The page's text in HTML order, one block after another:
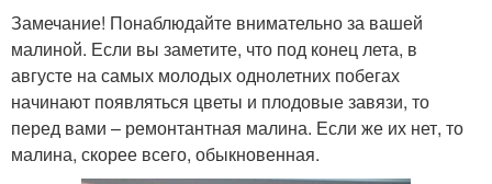
Замечание! Понаблюдайте внимательно за вашей
малиной. Если вы заметите, что под конец лета, в
августе на самых молодых однолетних побегах
начинают появляться цветы и плодовые завязи, то
перед вами – ремонтантная малина. Если же их нет, то
малина, скорее всего, обыкновенная.